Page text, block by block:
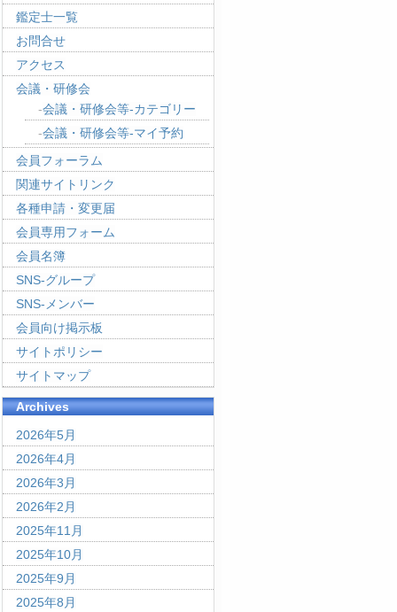
鑑定士一覧
お問合せ
アクセス
会議・研修会
会議・研修会等-カテゴリー
会議・研修会等-マイ予約
会員フォーラム
関連サイトリンク
各種申請・変更届
会員専用フォーム
会員名簿
SNS-グループ
SNS-メンバー
会員向け掲示板
サイトポリシー
サイトマップ
Archives
2026年5月
2026年4月
2026年3月
2026年2月
2025年11月
2025年10月
2025年9月
2025年8月